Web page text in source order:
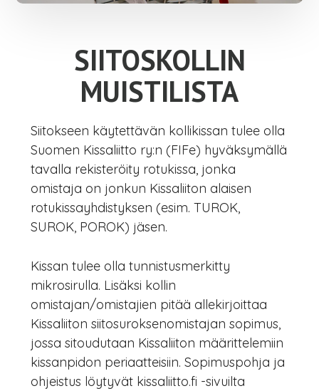
SIITOSKOLLIN
MUISTILISTA
Siitokseen käytettävän kollikissan tulee olla
Suomen Kissaliitto ry:n (FIFe) hyväksymällä
tavalla rekisteröity rotukissa, jonka
omistaja on jonkun Kissaliiton alaisen
rotukissayhdistyksen (esim. TUROK,
SUROK, POROK) jäsen.
Kissan tulee olla tunnistusmerkitty
mikrosirulla. Lisäksi kollin
omistajan/omistajien pitää allekirjoittaa
Kissaliiton siitosuroksenomistajan sopimus,
jossa sitoudutaan Kissaliiton määrittelemiin
kissanpidon periaatteisiin. Sopimuspohja ja
ohjeistus löytyvät kissaliitto.fi -sivuilta